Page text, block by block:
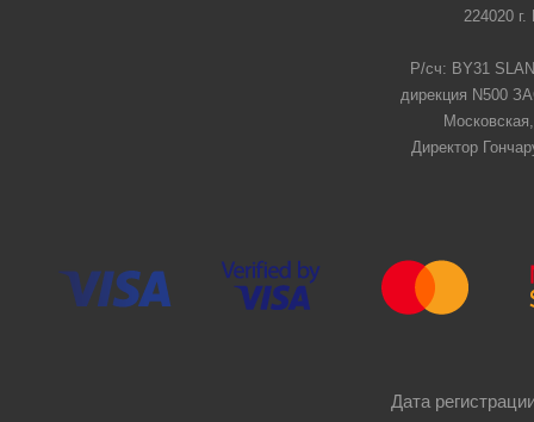
224020
Р/сч: BY31
дирекция N500
Директор
Дата